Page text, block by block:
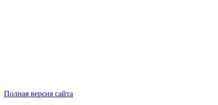
Полная версия сайта